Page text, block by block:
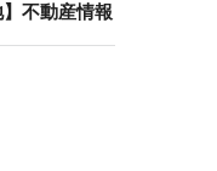
不動産情報